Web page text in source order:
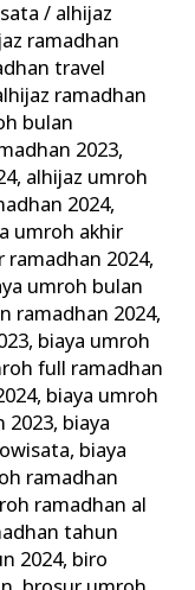
/ alhijaz
ramadhan
travel
ramadhan
bulan
2023,
, alhijaz umroh
2024,
umroh akhir
ramadhan 2024,
umroh bulan
ramadhan 2024,
, biaya umroh
full ramadhan
, biaya umroh
2023, biaya
, biaya
ramadhan
ramadhan al
tahun
2024, biro